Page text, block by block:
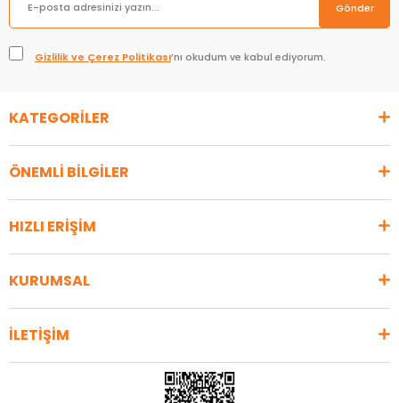
Gönder
Gizlilik ve Çerez Politikası’nı okudum ve kabul ediyorum.
KATEGORİLER
ÖNEMLİ BİLGİLER
HIZLI ERİŞİM
KURUMSAL
İLETİŞİM